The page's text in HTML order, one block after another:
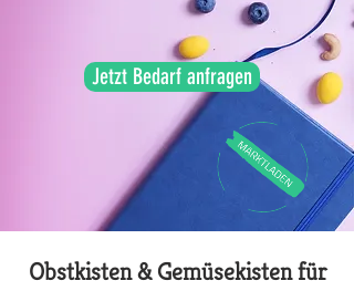
Jetzt Bedarf anfragen
Obstkisten & Gemüsekisten für